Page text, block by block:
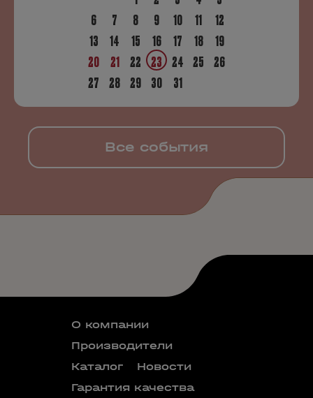
6
7 8 9 10 11
12
13
14 15 16 17 18
19
20
21 22 23 24 25 26
27 28 29 30 31
Все события
О компании
Производители
Каталог
Новости
Гарантия качества